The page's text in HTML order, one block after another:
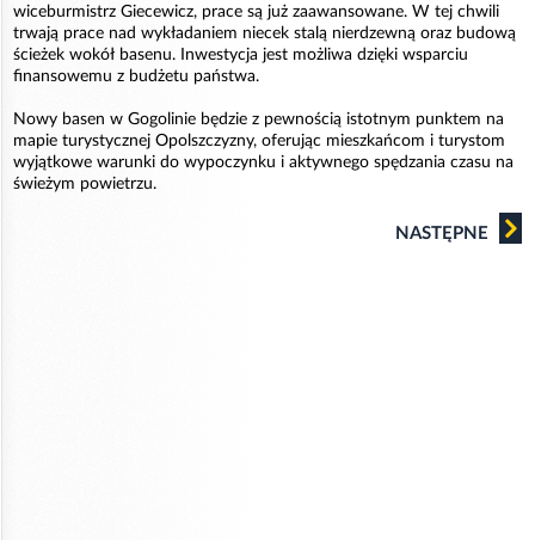
wiceburmistrz Giecewicz, prace są już zaawansowane. W tej chwili
trwają prace nad wykładaniem niecek stalą nierdzewną oraz budową
ścieżek wokół basenu. Inwestycja jest możliwa dzięki wsparciu
finansowemu z budżetu państwa.
Nowy basen w Gogolinie będzie z pewnością istotnym punktem na
mapie turystycznej Opolszczyzny, oferując mieszkańcom i turystom
wyjątkowe warunki do wypoczynku i aktywnego spędzania czasu na
świeżym powietrzu.
NASTĘPNE